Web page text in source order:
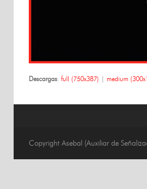
Descargas: full (750x387) | medium
Copyright Asebal (Auxiliar de